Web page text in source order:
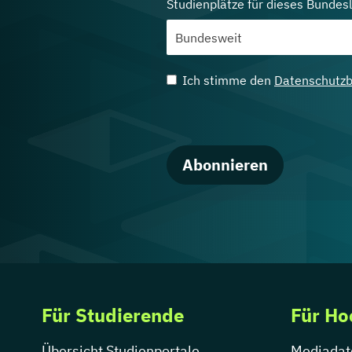
Studienplätze für dieses
Ich stimme den
Abonnieren
Für Studierende Für